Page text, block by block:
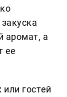
аромат, а
ее
гостей